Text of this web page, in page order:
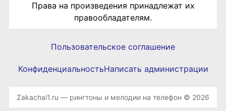
Права на произведения принадлежат их
правообладателям.
Пользовательское соглашение
КонфиденциальностьНаписать администрации
Zakachai1.ru — рингтоны и мелодии на телефон © 2026